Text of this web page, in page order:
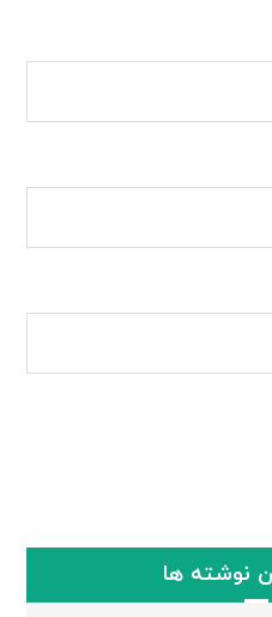
نوشته ها